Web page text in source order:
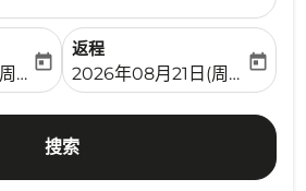
date-aria-label
五)
today
返程
fc-booking-return-date-
2026年08月21日(周五)
today
搜索